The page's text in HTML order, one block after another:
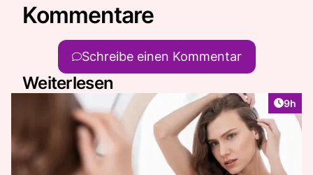
Kommentare
Schreibe einen Kommentar
Weiterlesen
9h